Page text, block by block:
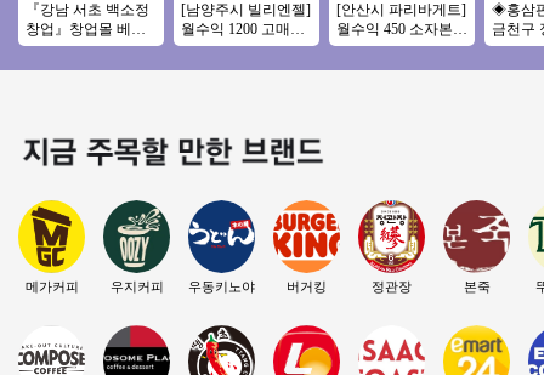
『강남 서초 백소정
창업』창업몰 베스
트추천『초보창업
소자본창업 여성창
[남양주시 빌리엔젤]
월수익 1200 고매출/
고수익나오는 디저
트카페 빌리엔젤!
[안산시 파리바게트]
월수익 450 소자본으
로 안정적인 파리바
게트 창업기회!
◈홍삼
금천구
◀ 연매
정성/낮
메가커피 우지커피 우동키노야 버거킹 정관장 본죽